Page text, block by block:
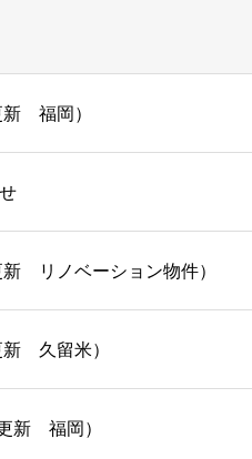
新 福岡）
リノベーション物件）
新 久留米）
新 福岡）